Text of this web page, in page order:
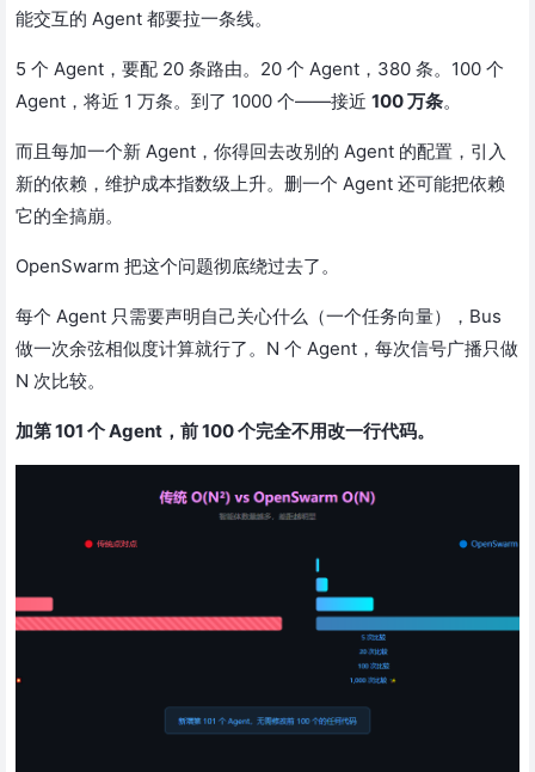
能交互的 Agent 都要拉一条线。
5 个 Agent，要配 20 条路由。20 个 Agent，380 条。100 个
Agent，将近 1 万条。到了 1000 个——接近 100 万条。
而且每加一个新 Agent，你得回去改别的 Agent 的配置，引入
新的依赖，维护成本指数级上升。删一个 Agent 还可能把依赖
它的全搞崩。
OpenSwarm 把这个问题彻底绕过去了。
每个 Agent 只需要声明自己关心什么（一个任务向量），Bus
做一次余弦相似度计算就行了。N 个 Agent，每次信号广播只做
N 次比较。
加第 101 个 Agent，前 100 个完全不用改一行代码。